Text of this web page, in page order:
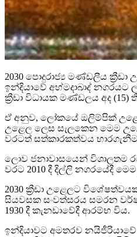
2030 පොදුරාජ්‍ය මණ්ඩලීය
ඉන්දියාවේ අහ්මදාබාද් නගරයට
ක්‍රීඩා විධායක මණ්ඩලය අද
ඒ අනුව, ලෝකයේ ඔලිම්පික්
උළෙල ලෙස සැලකෙන මෙම
වරටත් සත්කාරකත්වය
ලොව ජනාවාසයෙන් විශාලතම
වරට 2010 දී දිල්ලි නගරයේදී
2030 ක්‍රීඩා උළෙලට
සියවසක සංවත්සරය සමරන
1930 දී කැනඩාවේදී ආරම්භ විය.
ඉන්දියාවට අමතරව